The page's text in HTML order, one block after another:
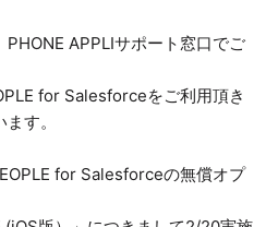
APPLIサポート窓口でご
for Salesforceをご利用頂き
す。
for Salesforceの無償オプ